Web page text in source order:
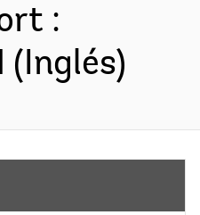
:
(Inglés)